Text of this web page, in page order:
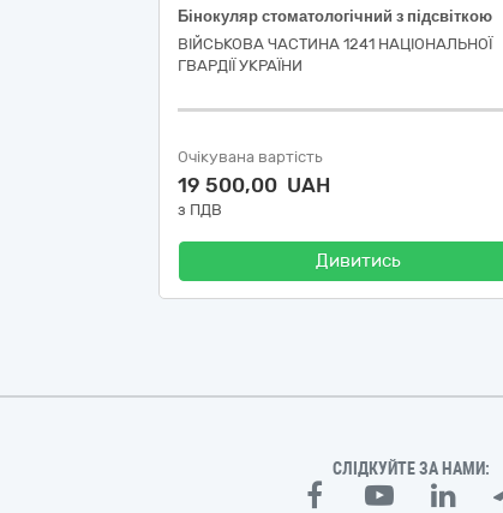
Бінокуляр стоматологічний з підсвіткою
ВІЙСЬКОВА ЧАСТИНА 1241 НАЦІОНАЛЬНОЇ
ГВАРДІЇ УКРАЇНИ
Очікувана вартість
19 500,00 UAH
з ПДВ
Дивитись
СЛІДКУЙТЕ ЗА НАМИ: